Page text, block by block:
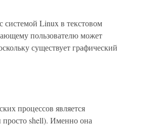
системой Linux в текстовом
пользователю может
существует графический
процессов является
shell). Именно она